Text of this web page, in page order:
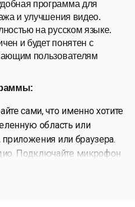
программа для
и улучшения видео.
на русском языке.
и будет понятен с
пользователям
сами, что именно хотите
область или
или браузера.
Подключайте микрофон
либо проводите